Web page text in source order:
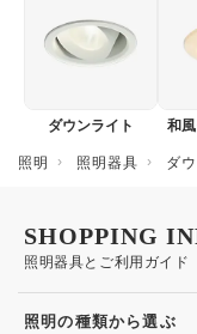
ダウンライト 和
照明 照明器具 ダ
照明器具とご利用ガイド
SHOPPING
照明の種類から選ぶ